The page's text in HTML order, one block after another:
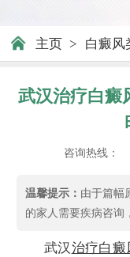
主页 > 白癜风
武汉治疗白癜
咨询热线：
温馨提示： 由于篇幅
的家人需要疾病咨询
武汉治疗白癜